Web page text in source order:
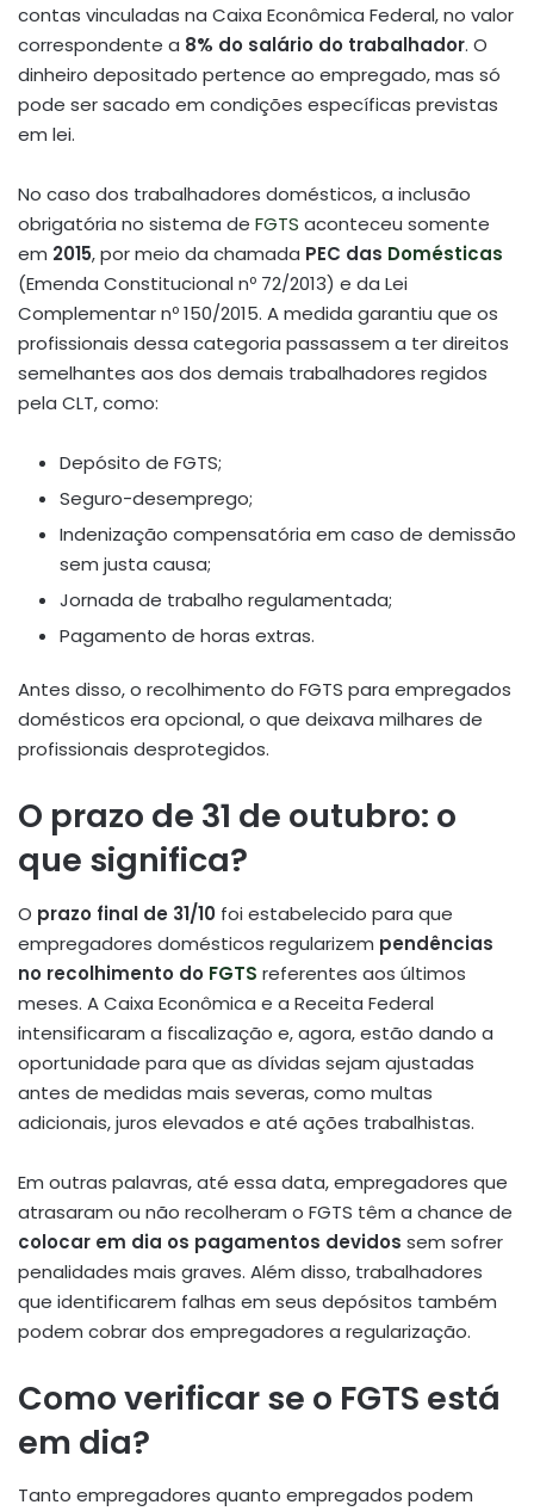
contas vinculadas na Caixa Econômica Federal, no valor
correspondente a 8% do salário do trabalhador. O
dinheiro depositado pertence ao empregado, mas só
pode ser sacado em condições específicas previstas
em lei.
No caso dos trabalhadores domésticos, a inclusão
obrigatória no sistema de FGTS aconteceu somente
em 2015, por meio da chamada PEC das Domésticas
(Emenda Constitucional nº 72/2013) e da Lei
Complementar nº 150/2015. A medida garantiu que os
profissionais dessa categoria passassem a ter direitos
semelhantes aos dos demais trabalhadores regidos
pela CLT, como:
Depósito de FGTS;
Seguro-desemprego;
Indenização compensatória em caso de demissão
sem justa causa;
Jornada de trabalho regulamentada;
Pagamento de horas extras.
Antes disso, o recolhimento do FGTS para empregados
domésticos era opcional, o que deixava milhares de
profissionais desprotegidos.
O prazo de 31 de outubro: o
que significa?
O prazo final de 31/10 foi estabelecido para que
empregadores domésticos regularizem pendências
no recolhimento do FGTS referentes aos últimos
meses. A Caixa Econômica e a Receita Federal
intensificaram a fiscalização e, agora, estão dando a
oportunidade para que as dívidas sejam ajustadas
antes de medidas mais severas, como multas
adicionais, juros elevados e até ações trabalhistas.
Em outras palavras, até essa data, empregadores que
atrasaram ou não recolheram o FGTS têm a chance de
colocar em dia os pagamentos devidos sem sofrer
penalidades mais graves. Além disso, trabalhadores
que identificarem falhas em seus depósitos também
podem cobrar dos empregadores a regularização.
Como verificar se o FGTS está
em dia?
Tanto empregadores quanto empregados podem